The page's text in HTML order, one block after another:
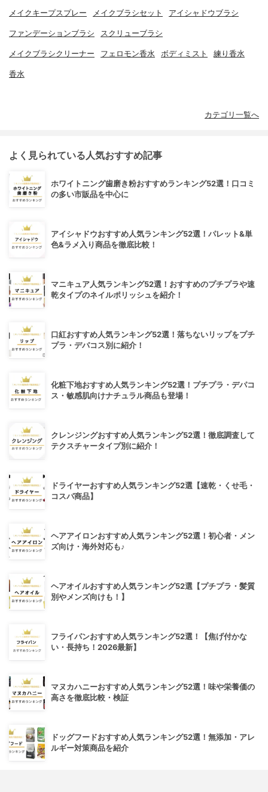
メイクキープスプレー メイクブラシセット アイシャドウブラシ
ファンデーションブラシ スクリューブラシ
メイクブラシクリーナー フェロモン香水 ボディミスト 練り香水
香水
カテゴリ一覧へ
よく見られている人気おすすめ記事
ホワイトニング歯磨き粉おすすめランキング52選！口コミ
の多い市販品を中心に
アイシャドウおすすめ人気ランキング52選！パレット&単
色&ラメ入り商品を徹底比較！
マニキュア人気ランキング52選！おすすめのプチプラや速
乾タイプのネイルポリッシュを紹介！
口紅おすすめ人気ランキング52選！落ちないリップをプチ
プラ・デパコス別に紹介！
化粧下地おすすめ人気ランキング52選！プチプラ・デパコ
ス・敏感肌向けナチュラル商品も登場！
クレンジングおすすめ人気ランキング52選！徹底調査して
テクスチャータイプ別に紹介！
ドライヤーおすすめ人気ランキング52選【速乾・くせ毛・
コスパ商品】
ヘアアイロンおすすめ人気ランキング52選！初心者・メン
ズ向け・海外対応も♪
ヘアオイルおすすめ人気ランキング52選【プチプラ・髪質
別やメンズ向けも！】
フライパンおすすめ人気ランキング52選！【焦げ付かな
い・長持ち！2026最新】
マヌカハニーおすすめ人気ランキング52選！味や栄養価の
高さを徹底比較・検証
ドッグフードおすすめ人気ランキング52選！無添加・アレ
ルギー対策商品を紹介